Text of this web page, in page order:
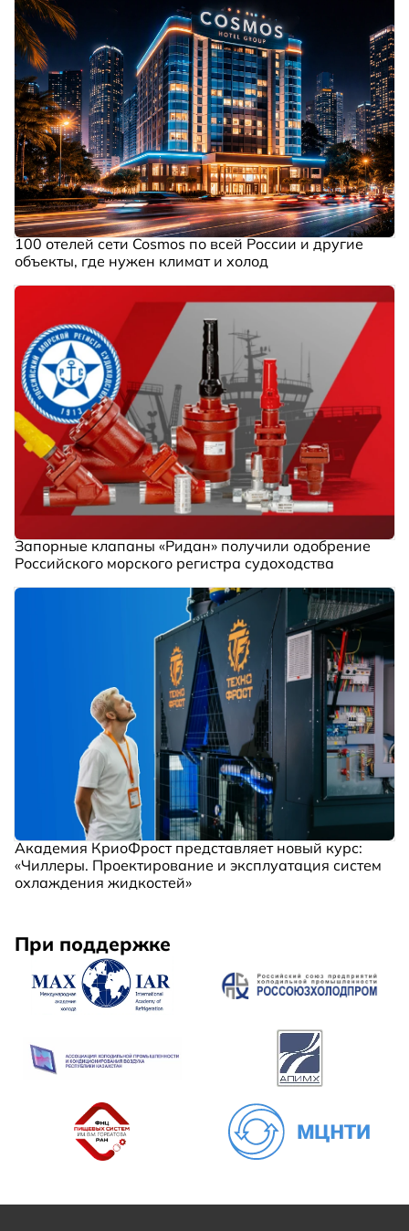
100 отелей сети Cosmos по всей России и другие
объекты, где нужен климат и холод
Запорные клапаны «Ридан» получили одобрение
Российского морского регистра судоходства
Академия КриоФрост представляет новый курс:
«Чиллеры. Проектирование и эксплуатация систем
охлаждения жидкостей»
При поддержке